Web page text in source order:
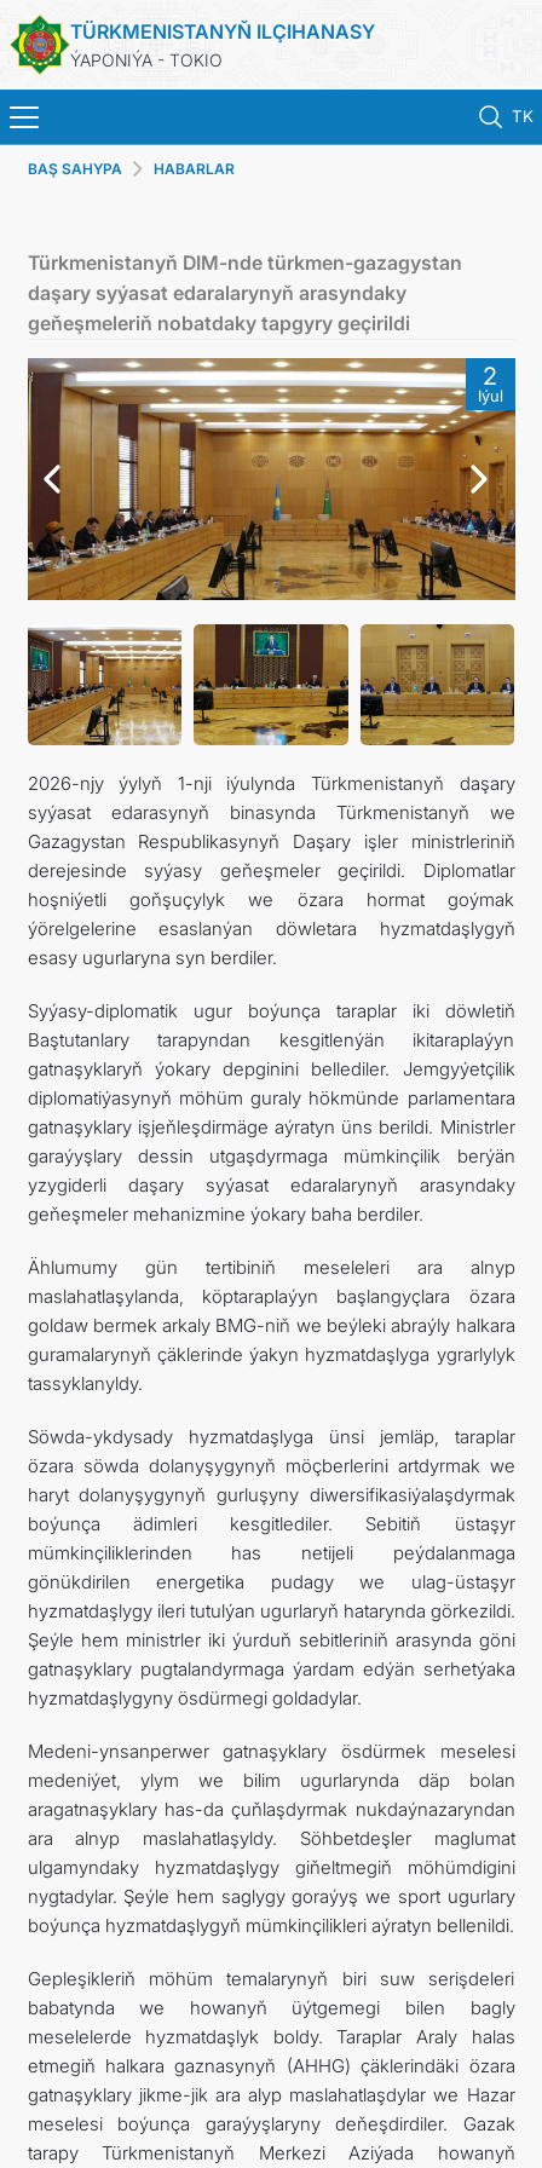
TÜRKMENISTANYŇ ILÇIHANASY
ÝAPONIÝA - TOKIO
TK
BAŞ SAHYPA
TÜRKMENISTAN
KONSULLYK HYZMATLARY
DIM
ARAGATNAŞYK
FOLLOW US ON INSTAGRAM
INVEST TO TURKMENISTAN! PROJECTS AND USEFUL
INFORMATION
BAŞ SAHYPA HABARLAR
Türkmenistanyň DIM-nde türkmen-gazagystan
daşary syýasat edaralarynyň arasyndaky
geňeşmeleriň nobatdaky tapgyry geçirildi
2
Iýul
2026-njy ýylyň 1-nji iýulynda Türkmenistanyň daşary
syýasat edarasynyň binasynda Türkmenistanyň we
Gazagystan Respublikasynyň Daşary işler ministrleriniň
derejesinde syýasy geňeşmeler geçirildi. Diplomatlar
hoşniýetli goňşuçylyk we özara hormat goýmak
ýörelgelerine esaslanýan döwletara hyzmatdaşlygyň
esasy ugurlaryna syn berdiler.
Syýasy-diplomatik ugur boýunça taraplar iki döwletiň
Baştutanlary tarapyndan kesgitlenýän ikitaraplaýyn
gatnaşyklaryň ýokary depginini bellediler. Jemgyýetçilik
diplomatiýasynyň möhüm guraly hökmünde parlamentara
gatnaşyklary işjeňleşdirmäge aýratyn üns berildi. Ministrler
garaýyşlary dessin utgaşdyrmaga mümkinçilik berýän
yzygiderli daşary syýasat edaralarynyň arasyndaky
geňeşmeler mehanizmine ýokary baha berdiler.
Ählumumy gün tertibiniň meseleleri ara alnyp
maslahatlaşylanda, köptaraplaýyn başlangyçlara özara
goldaw bermek arkaly BMG-niň we beýleki abraýly halkara
guramalarynyň çäklerinde ýakyn hyzmatdaşlyga ygrarlylyk
tassyklanyldy.
Söwda-ykdysady hyzmatdaşlyga ünsi jemläp, taraplar
özara söwda dolanyşygynyň möçberlerini artdyrmak we
haryt dolanyşygynyň gurluşyny diwersifikasiýalaşdyrmak
boýunça ädimleri kesgitlediler. Sebitiň üstaşyr
mümkinçiliklerinden has netijeli peýdalanmaga
gönükdirilen energetika pudagy we ulag-üstaşyr
hyzmatdaşlygy ileri tutulýan ugurlaryň hatarynda görkezildi.
Şeýle hem ministrler iki ýurduň sebitleriniň arasynda göni
gatnaşyklary pugtalandyrmaga ýardam edýän serhetýaka
hyzmatdaşlygyny ösdürmegi goldadylar.
Medeni-ynsanperwer gatnaşyklary ösdürmek meselesi
medeniýet, ylym we bilim ugurlarynda däp bolan
aragatnaşyklary has-da çuňlaşdyrmak nukdaýnazaryndan
ara alnyp maslahatlaşyldy. Söhbetdeşler maglumat
ulgamyndaky hyzmatdaşlygy giňeltmegiň möhümdigini
nygtadylar. Şeýle hem saglygy goraýyş we sport ugurlary
boýunça hyzmatdaşlygyň mümkinçilikleri aýratyn bellenildi.
Gepleşikleriň möhüm temalarynyň biri suw serişdeleri
babatynda we howanyň üýtgemegi bilen bagly
meselelerde hyzmatdaşlyk boldy. Taraplar Araly halas
etmegiň halkara gaznasynyň (AHHG) çäklerindäki özara
gatnaşyklary jikme-jik ara alyp maslahatlaşdylar we Hazar
meselesi boýunça garaýyşlaryny deňeşdirdiler. Gazak
tarapy Türkmenistanyň Merkezi Aziýada howanyň